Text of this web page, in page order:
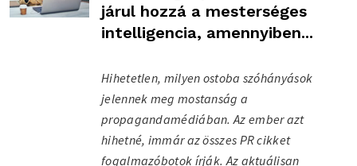
járul hozzá a mesterséges
intelligencia, amennyiben...
Hihetetlen, milyen ostoba szóhányások
jelennek meg mostanság a
propagandamédiában. Az ember azt
hihetné, immár az összes PR cikket
fogalmazóbotok írják. Az aktuálisan